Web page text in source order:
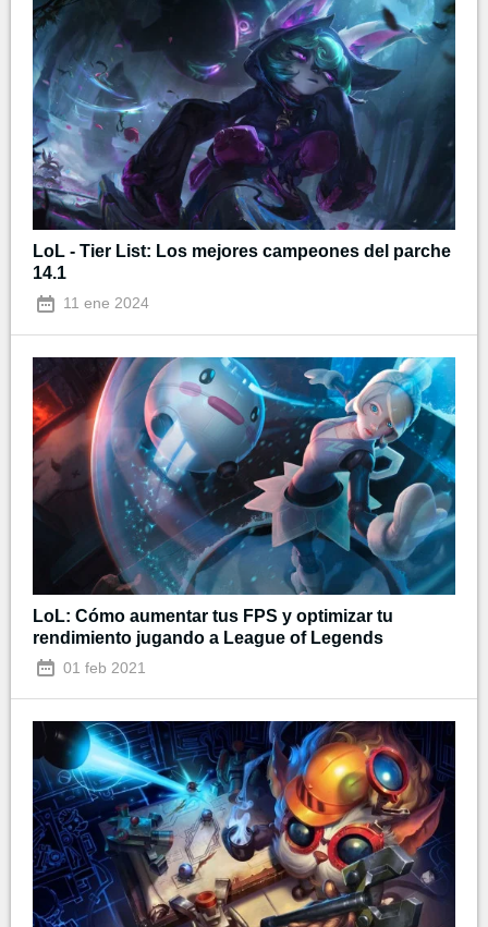
LoL - Tier List: Los mejores campeones del parche
14.1
11 ene 2024
LoL: Cómo aumentar tus FPS y optimizar tu
rendimiento jugando a League of Legends
01 feb 2021